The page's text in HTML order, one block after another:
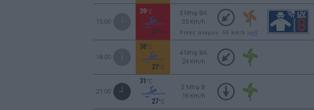
15:00
39°C
27°C
5 Μπφ BA
35 Km/h
Ριπές ανέμου: 55 km/h
18:00
38°C
27°C
4 Μπφ BA
24 Km/h
21:00
31 °C
27°C
3 Μπφ B
16 Km/h